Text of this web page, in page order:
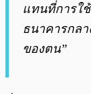
แทนที่การใ
ธนาคารกล
ของตน”